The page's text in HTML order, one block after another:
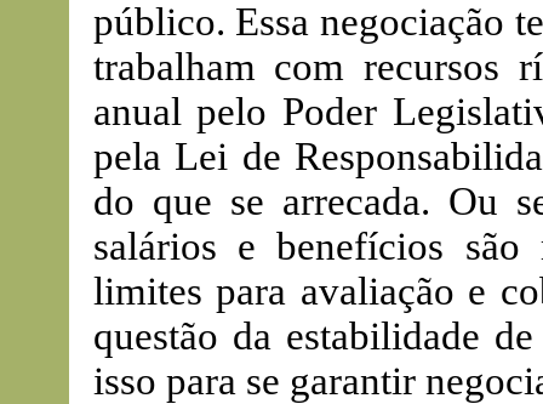
público. Essa negociação
trabalham com recursos
anual pelo Poder
pela Lei de
do que se arrecada. Ou
salários e benefícios
limites para avaliação e
questão da estabilidade
isso para se garantir